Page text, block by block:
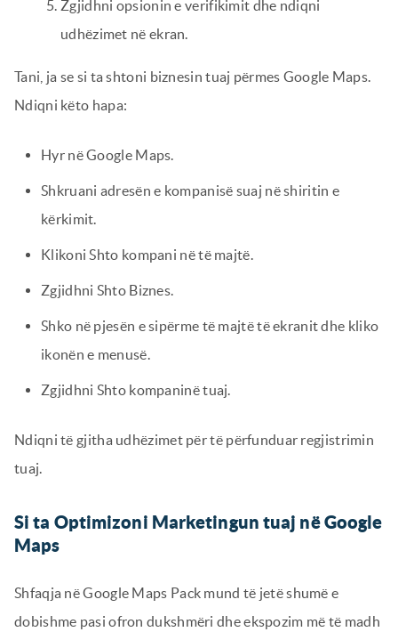
Zgjidhni opsionin e verifikimit dhe ndiqni
udhëzimet në ekran.
Tani, ja se si ta shtoni biznesin tuaj përmes Google Maps.
Ndiqni këto hapa:
Hyr në Google Maps.
Shkruani adresën e kompanisë suaj në shiritin e
kërkimit.
Klikoni Shto kompani në të majtë.
Zgjidhni Shto Biznes.
Shko në pjesën e sipërme të majtë të ekranit dhe kliko
ikonën e menusë.
Zgjidhni Shto kompaninë tuaj.
Ndiqni të gjitha udhëzimet për të përfunduar regjistrimin
tuaj.
Si ta Optimizoni Marketingun tuaj në Google
Maps
Shfaqja në Google Maps Pack mund të jetë shumë e
dobishme pasi ofron dukshmëri dhe ekspozim më të madh